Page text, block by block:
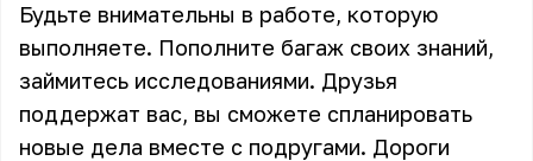
Будьте внимательны в работе, которую
выполняете. Пополните багаж своих знаний,
займитесь исследованиями. Друзья
поддержат вас, вы сможете спланировать
новые дела вместе с подругами. Дороги